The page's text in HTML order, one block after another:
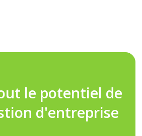
le potentiel de
d'entreprise